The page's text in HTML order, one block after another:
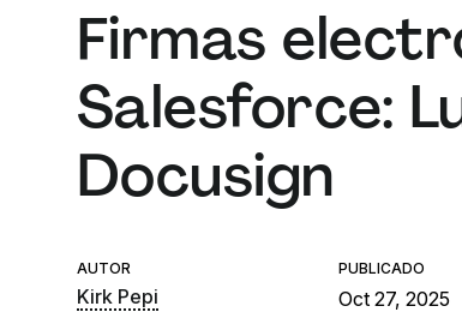
Firmas
Salesforce:
Docusign
AUTOR
Kirk Pepi
PUBLICADO
Oct 27, 2025